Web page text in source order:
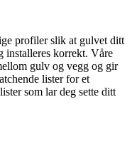
profiler slik at gulvet ditt
installeres korrekt. Våre
gulv og vegg og gir
lister for et
som lar deg sette ditt